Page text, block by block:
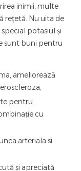
inimii, multe
rețetă. Nu uita de
potasiul și
sunt buni pentru
ameliorează
pentru
cu
arteriala si
și apreciată